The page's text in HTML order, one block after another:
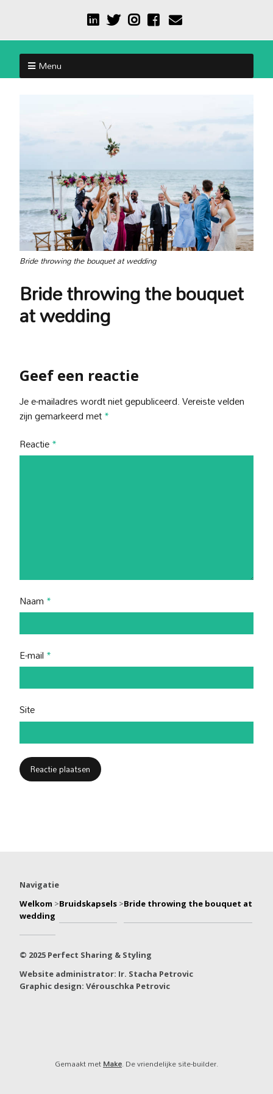
Menu
Bride throwing the bouquet at wedding
Bride throwing the bouquet
at wedding
Geef een reactie
Je e-mailadres wordt niet gepubliceerd.Vereiste velden
zijn gemarkeerd met*
Reactie*
Naam *
E-mail *
Site
Navigatie
Welkom >Bruidskapsels >Bride throwing the bouquet at
wedding
© 2025 Perfect Sharing & Styling
Website administrator: Ir. Stacha Petrovic
Graphic design: Vérouschka Petrovic
Gemaakt metMake. De vriendelijke site-builder.